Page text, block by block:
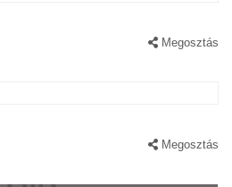
Megosztás
Megosztás